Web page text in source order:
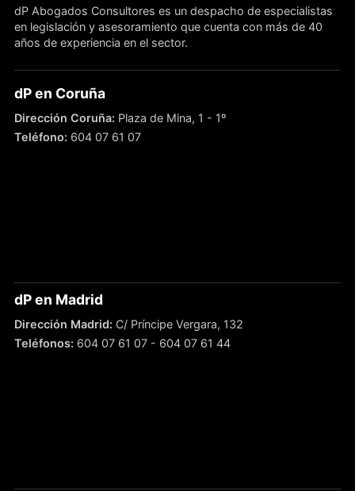
dP Abogados Consultores es un despacho de especialistas
en legislación y asesoramiento que cuenta con más de 40
años de experiencia en el sector.
dP en Coruña
Dirección Coruña: Plaza de Mina, 1 - 1º
Teléfono: 604 07 61 07
dP en Madrid
Dirección Madrid: C/ Príncipe Vergara, 132
Teléfonos: 604 07 61 07- 604 07 61 44